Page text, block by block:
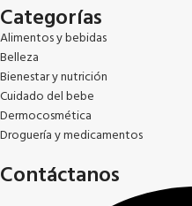
Categorías
Alimentos y bebidas
Belleza
Bienestar y nutrición
Cuidado del bebe
Dermocosmética
Droguería y medicamentos
Contáctanos